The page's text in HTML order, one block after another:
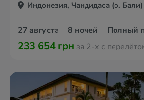
Индонезия, Чандидаса (о. Бали)
27 августа 8 ночей Полный
233 654 грн за 2-х с